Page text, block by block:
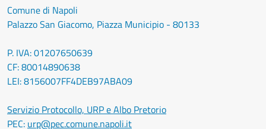
Comune di Napoli
Palazzo San Giacomo, Piazza Municipio - 80133
P. IVA: 01207650639
CF: 80014890638
LEI: 8156007FF4DEB97ABA09
Servizio Protocollo, URP e Albo Pretorio
PEC: urp@pec.comune.napoli.it